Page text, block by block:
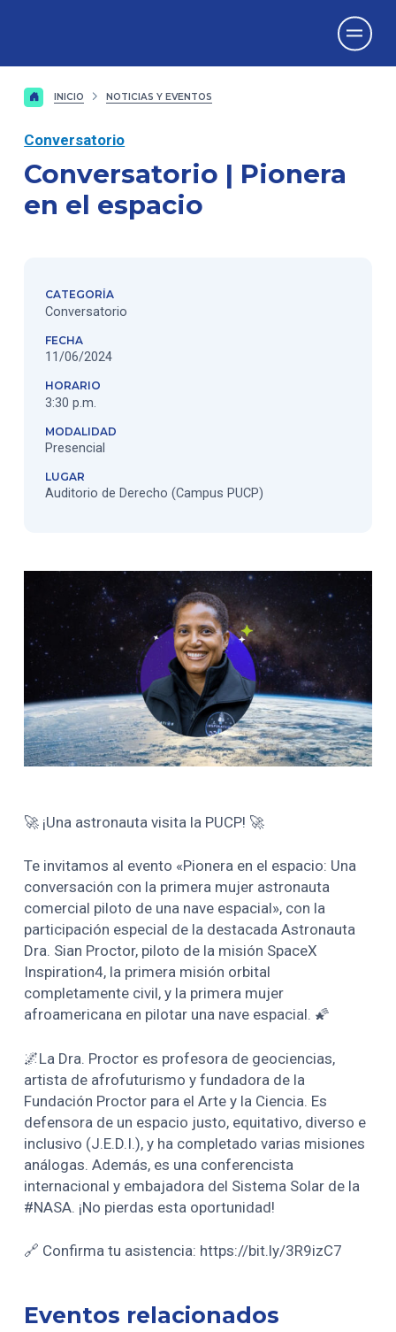
INICIO NOTICIAS Y EVENTOS
Conversatorio
Conversatorio | Pionera
en el espacio
CATEGORÍA
Conversatorio
FECHA
11/06/2024
HORARIO
3:30 p.m.
MODALIDAD
Presencial
LUGAR
Auditorio de Derecho (Campus PUCP)
🚀 ¡Una astronauta visita la PUCP! 🚀
Te invitamos al evento «Pionera en el espacio: Una
conversación con la primera mujer astronauta
comercial piloto de una nave espacial», con la
participación especial de la destacada Astronauta
Dra. Sian Proctor, piloto de la misión SpaceX
Inspiration4, la primera misión orbital
completamente civil, y la primera mujer
afroamericana en pilotar una nave espacial. 🌠
🌌La Dra. Proctor es profesora de geociencias,
artista de afrofuturismo y fundadora de la
Fundación Proctor para el Arte y la Ciencia. Es
defensora de un espacio justo, equitativo, diverso e
inclusivo (J.E.D.I.), y ha completado varias misiones
análogas. Además, es una conferencista
internacional y embajadora del Sistema Solar de la
#NASA. ¡No pierdas esta oportunidad!
🔗 Confirma tu asistencia: https://bit.ly/3R9izC7
Eventos relacionados